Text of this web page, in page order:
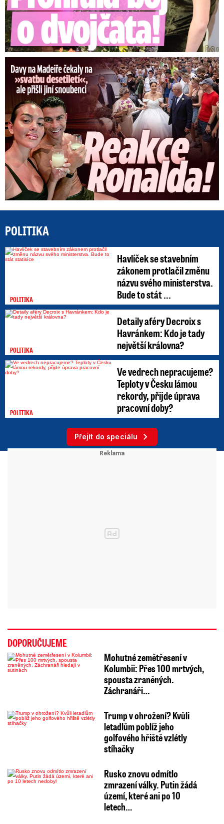
Ronaldova »svatba« pobláznila Madeiru: Reakce Cristiana!
POLITIKA
POLITIKA
Havlíček se stavebním
zákonem protlačil změnu
názvu svého ministerstva.
Bude to stát ...
POLITIKA
Detaily aféry Decroix s
Havránkem: Kdo je tady
největší královna?
POLITIKA
Ve vedrech nepracujeme?
Teploty v Česku lámou
rekordy, přijde úprava
pracovní doby?
Přejít do speciálu
DOPORUČUJEME
Mohutné zemětřesení v
Kolumbii: Přes 100 mrtvých,
spousta zraněných.
Záchranáři…
Trump v ohrožení? Kvůli
letadlům poblíž jeho
golfového hřiště vzlétly
stíhačky
Rusko znovu odmítlo
zmrazení války. Putin žádá
území, které ani po 10
letech…